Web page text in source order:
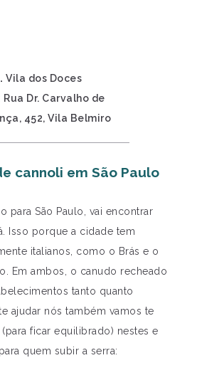
Vila dos Doces
Rua Dr. Carvalho de
452, Vila Belmiro
cannoli em São Paulo
para São Paulo, vai encontrar
Isso porque a cidade tem
italianos, como o Brás e o
Em ambos, o canudo recheado
tanto quanto
ajudar nós também vamos te
ficar equilibrado) nestes e
quem subir a serra: